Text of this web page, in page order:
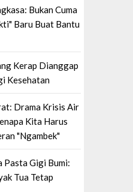
Bukan Cuma
Baru Buat Bantu
Kerap Dianggap
Kesehatan
Drama Krisis Air
Kita Harus
"Ngambek"
Pasta Gigi Bumi:
Tua Tetap